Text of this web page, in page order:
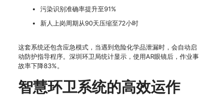
污染识别准确率提升至91%
新人上岗周期从90天压缩至72小时
这套系统还包含应急模式，当遇到危险化学品泄漏时，会自动启
动防护指导程序。深圳环卫局统计显示，使用AR眼镜后，作业事
故率下降83%。
智慧环卫系统的高效运作